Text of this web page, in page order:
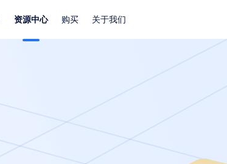
资源中心 购买 关于我们